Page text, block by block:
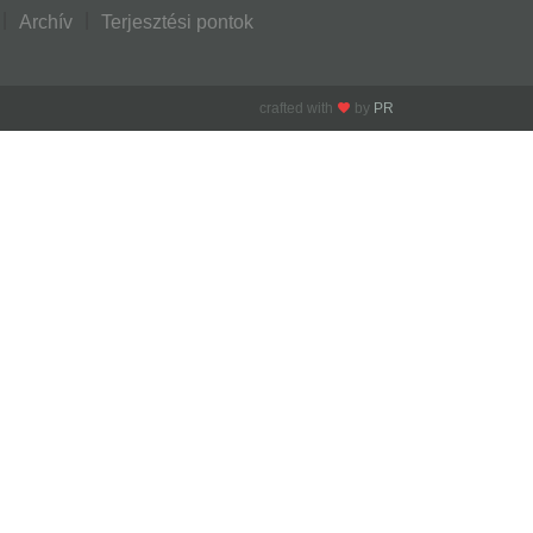
Archív Terjesztési pontok
crafted with by PR